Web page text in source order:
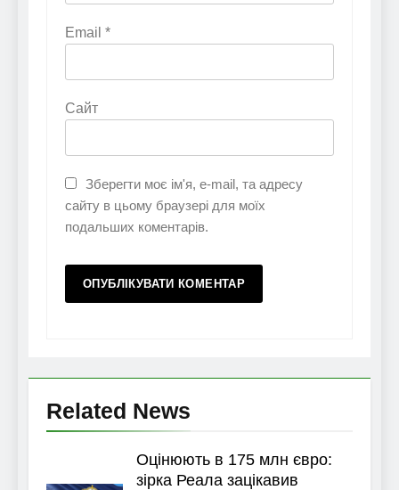
Email *
Сайт
Зберегти моє ім'я, e-mail, та адресу
сайту в цьому браузері для моїх
подальших коментарів.
Related News
Оцінюють в 175 млн євро:
зірка Реала зацікавив